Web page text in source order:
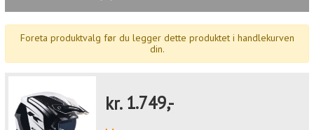
Foreta produktvalg før du legger dette produktet i handlekurven
din.
kr. 1.749,-